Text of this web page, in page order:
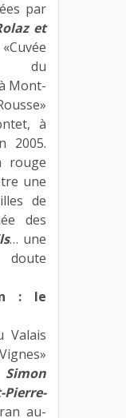
par
et
du
Mont-
à
2005.
rouge
une
de
des
… une
: le
Valais
au-